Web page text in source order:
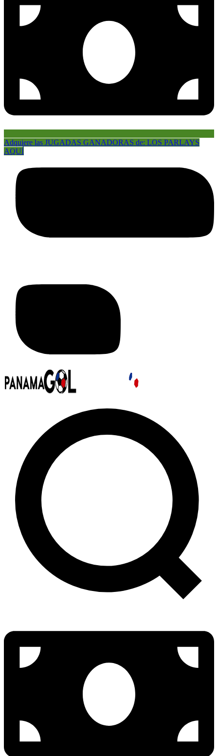
Adquiere las JUGADAS GANADORAS de: LOS PARLAYS
AQUÍ